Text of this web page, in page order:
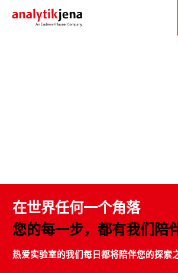
在世界任何一个角落
您的每一步，都有我们陪
热爱实验室的我们每日都将陪伴您的探索